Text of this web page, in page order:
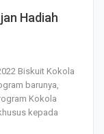
Hadiah
Biskuit Kokola
barunya,
Kokola
kepada